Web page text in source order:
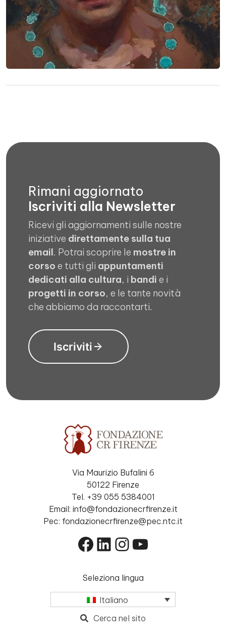
Rimani aggiornato
Iscriviti alla Newsletter
Ricevi gli aggiornamenti sulle nostre
iniziative direttamente sulla tua
email. Potrai scoprire le mostre in
corso e tutti gli appuntamenti
dedicati alla cultura, i bandi e i
progetti in corso, e le tante novità
che abbiamo da raccontarti.
Iscriviti
Via Maurizio Bufalini 6
50122 Firenze
Tel. +39 055 5384001
Email: info@fondazionecrfirenze.it
Pec: fondazionecrfirenze@pec.ntc.it
Facebook
LinkedIn
Instagram
YouTube
Seleziona lingua
Italiano
Cerca nel sito